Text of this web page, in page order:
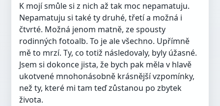
K mojí smůle si z nich až tak moc nepamatuju.
Nepamatuju si také ty druhé, třetí a možná i
čtvrté. Možná jenom matně, ze spousty
rodinných fotoalb. To je ale všechno. Upřímně
mě to mrzí. Ty, co totiž následovaly, byly úžasné.
Jsem si dokonce jista, že bych pak měla v hlavě
ukotvené mnohonásobně krásnější vzpomínky,
než ty, které mi tam teď zůstanou po zbytek
života.